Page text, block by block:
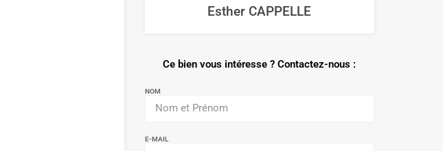
Esther CAPPELLE
Ce bien vous intéresse ? Contactez-nous :
NOM
E-MAIL